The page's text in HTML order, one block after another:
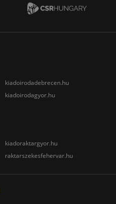
kiadoirodadebrecen.hu
kiadoirodagyor.hu
kiadoraktargyor.hu
raktarszekesfehervar.hu